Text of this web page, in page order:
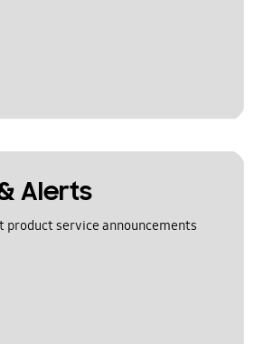
Alerts
product service announcements